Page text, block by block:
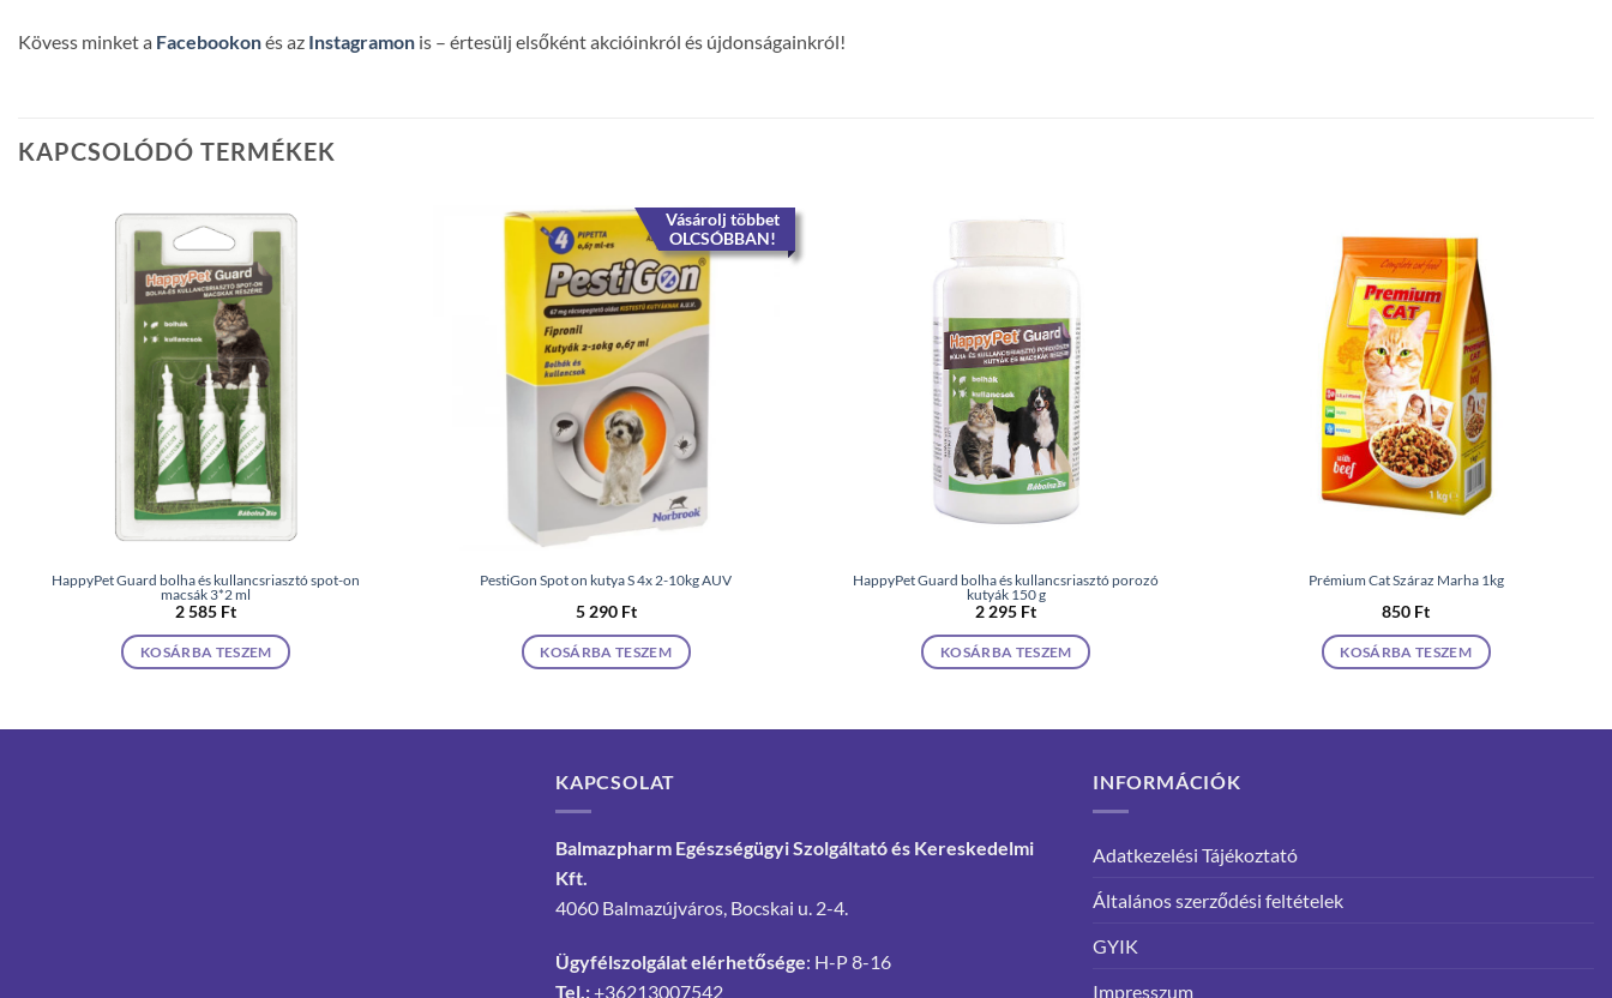
Kövess minket a Facebookonés az Instagramon is – értesülj elsőként akcióinkról és újdonságainkról!
KAPCSOLÓDÓ TERMÉKEK
HappyPet Guard bolha és kullancsriasztó spot-on
macsák 3*2 ml
2 585 Ft
KOSÁRBA TESZEM
Vásárolj többet
OLCSÓBBAN!
PestiGon Spot on kutya S 4x 2-10kg AUV
5 290 Ft
KOSÁRBA TESZEM
HappyPet Guard bolha és kullancsriasztó porozó
kutyák 150 g
2 295 Ft
KOSÁRBA TESZEM
Prémium Cat Száraz Marha 1kg
850 Ft
KOSÁRBA TESZEM
KAPCSOLAT
Balmazpharm Egészségügyi Szolgáltató és Kereskedelmi
Kft.
4060 Balmazújváros, Bocskai u. 2-4.
Ügyfélszolgálat elérhetősége: H-P 8-16
Tel.:+36213007542
INFORMÁCIÓK
Adatkezelési Tájékoztató
Általános szerződési feltételek
GYIK
Impresszum